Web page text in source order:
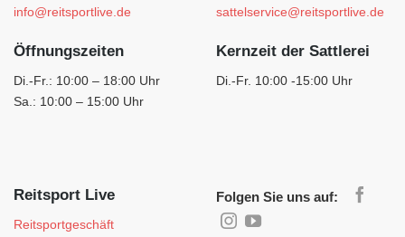
info@reitsportlive.de
Öffnungszeiten
Di.-Fr.: 10:00 – 18:00 Uhr
Sa.: 10:00 – 15:00 Uhr
sattelservice@reitsportlive.de
Kernzeit der Sattlerei
Di.-Fr. 10:00 -15:00 Uhr
Reitsport Live
Reitsportgeschäft
Folgen Sie uns auf: